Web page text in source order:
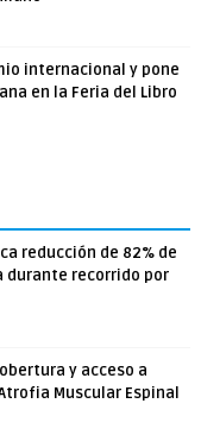
internacional y pone
en la Feria del Libro
reducción de 82% de
durante recorrido por
y acceso a
Muscular Espinal